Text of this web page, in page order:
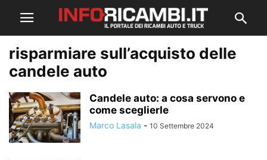
risparmiare sull’acquisto delle
candele auto
Candele auto: a cosa servono e
come sceglierle
Marco Lasala - 10 Settembre 2024